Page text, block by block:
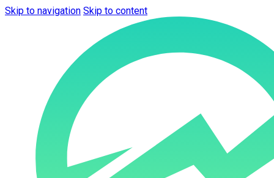
Skip to navigation Skip to content